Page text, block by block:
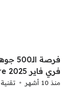
فري فاير free fire 2025 وجوائز حصرية اليوم
منذ 10 أشهر تقنية